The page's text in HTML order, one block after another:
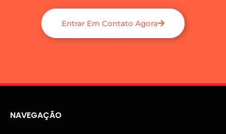
Entrar Em Contato Agora
NAVEGAÇÃO